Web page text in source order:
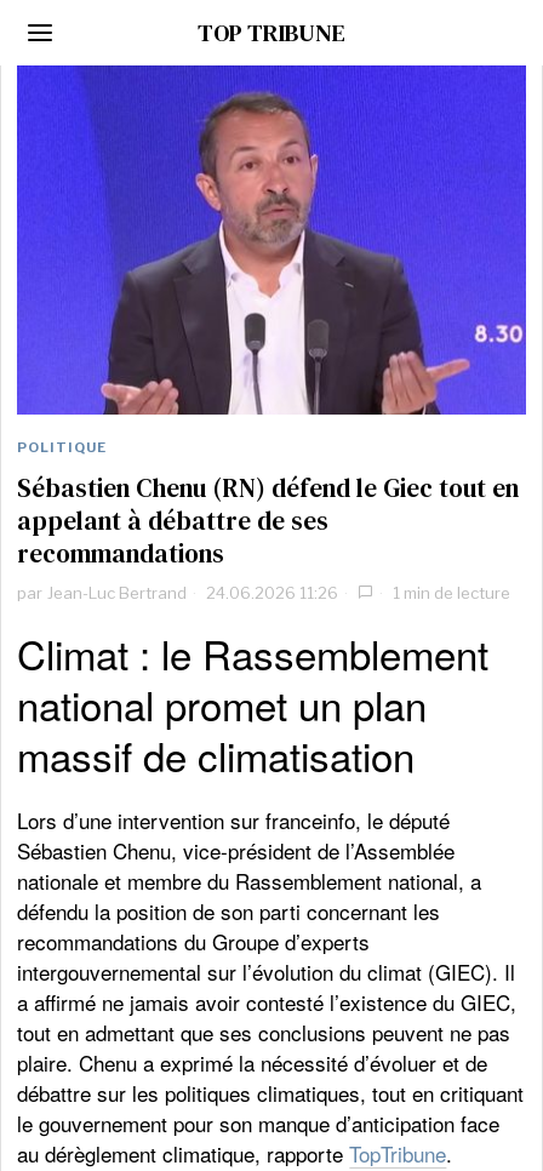
TOP TRIBUNE
POLITIQUE
Sébastien Chenu (RN) défend le Giec tout en
appelant à débattre de ses
recommandations
par Jean-Luc Bertrand 24.06.2026 11:26 1 min de lecture
Climat : le Rassemblement
national promet un plan
massif de climatisation
Lors d’une intervention sur franceinfo, le député
Sébastien Chenu, vice-président de l’Assemblée
nationale et membre du Rassemblement national, a
défendu la position de son parti concernant les
recommandations du Groupe d’experts
intergouvernemental sur l’évolution du climat (GIEC). Il
a affirmé ne jamais avoir contesté l’existence du GIEC,
tout en admettant que ses conclusions peuvent ne pas
plaire. Chenu a exprimé la nécessité d’évoluer et de
débattre sur les politiques climatiques, tout en critiquant
le gouvernement pour son manque d’anticipation face
au dérèglement climatique, rapporteTopTribune.